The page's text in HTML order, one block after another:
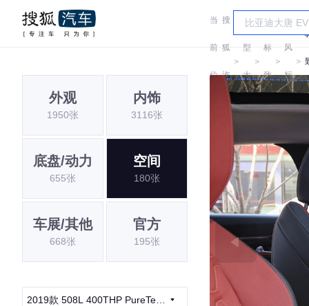
当
前
位
搜
狐
汽
车
＞
车
型
大
全
＞
标
致
＞
东
风
标
致
＞
外观
1950张
内饰
3116张
底盘/动力
655张
空间
180张
车展/其他
668张
官方
195张
2019款 508L 400THP PureTech